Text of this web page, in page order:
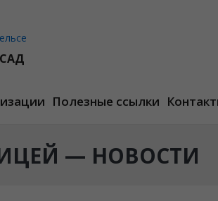
Полезные ссылки
— НОВОСТИ